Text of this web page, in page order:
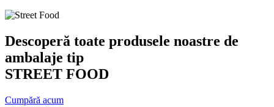
Descoperă toate produsele noastre de
ambalaje tip
STREET FOOD
Cumpără acum